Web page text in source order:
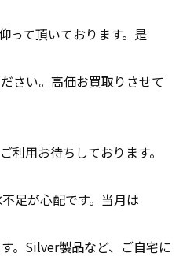
って頂いております。是
さい。高価お買取りさせて
利用お待ちしております。
足が心配です。当月は
。Silver製品など、ご自宅に